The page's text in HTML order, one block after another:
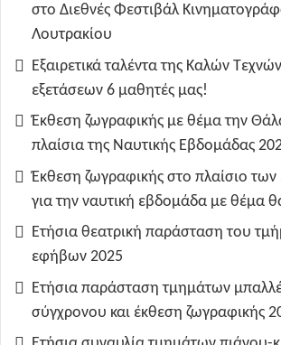
στο Διεθνές Φεστιβάλ
Λουτρακίου
Εξαιρετικά ταλέντα της Καλών
εξετάσεων 6 μαθητές μας!
Έκθεση ζωγραφικής με θέμα την
πλαίσια της Ναυτικής Εβδομάδας
Έκθεση ζωγραφικής στο πλαίσιο
για την ναυτική εβδομάδα με θέμα
Ετήσια θεατρική παράσταση του
εφήβων 2025
Ετήσια παράσταση τμημάτων
σύγχρονου και έκθεση ζωγραφικής